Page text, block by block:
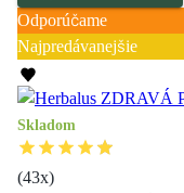
Odporúčame
Najpredávanejšie
Skladom
(43x)